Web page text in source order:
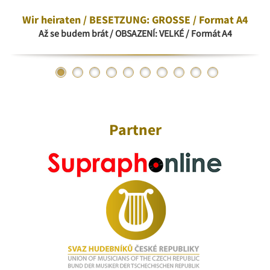
Wir heiraten / BESETZUNG: GROSSE / Format A4
Až se budem brát / OBSAZENÍ: VELKÉ / Formát A4
Partner